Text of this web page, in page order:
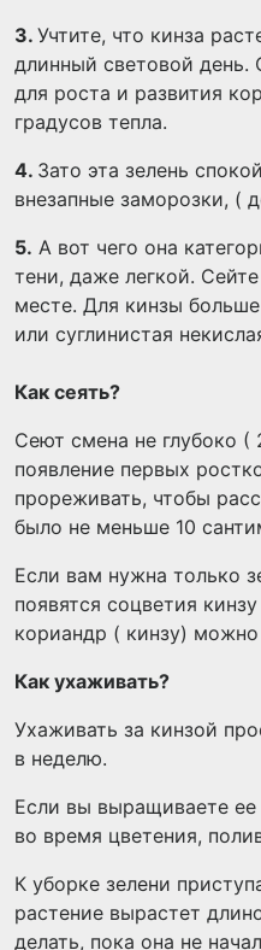
3. Учтите, что кинза
длинный световой день.
для роста и развития
градусов тепла.
4. Зато эта зелень
внезапные заморозки, (
5. А вот чего она
тени, даже легкой.
месте. Для кинзы
или суглинистая
Как сеять?
Сеют смена не глубоко (
появление первых
прореживать, чтобы
было не меньше 10
Если вам нужна только
появятся соцветия
кориандр ( кинзу)
Как ухаживать?
Ухаживать за кинзой
в неделю.
Если вы выращиваете
во время цветения,
К уборке зелени
растение вырастет
делать, пока она не